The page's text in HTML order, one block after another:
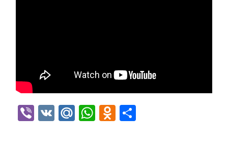
Viber
VK Mail.Ru
WhatsApp
Odnoklassniki